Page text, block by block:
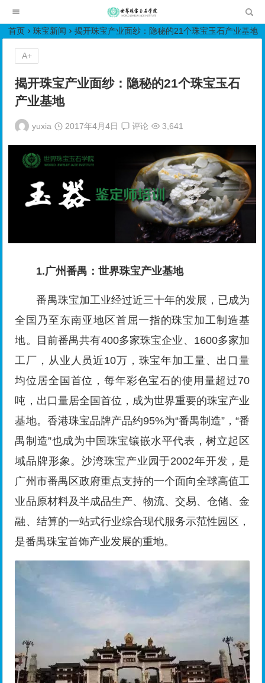
首页 珠宝新闻 揭开珠宝产业面纱：隐秘的21个珠宝玉石产业基地
揭开珠宝产业面纱：隐秘的21个珠宝玉石
产业基地
yuxia 2017年4月4日 评论 3,641
1.广州番禺：世界珠宝产业基地
番禺珠宝加工业经过近三十年的发展，已成为
全国乃至东南亚地区首屈一指的珠宝加工制造基
地。目前番禺共有400多家珠宝企业、1600多家加
工厂，从业人员近10万，珠宝年加工量、出口量
均位居全国首位，每年彩色宝石的使用量超过70
吨，出口量居全国首位，成为世界重要的珠宝产业
基地。香港珠宝品牌产品约95%为“番禺制造”，“番
禺制造”也成为中国珠宝镶嵌水平代表，树立起区
域品牌形象。沙湾珠宝产业园于2002年开发，是
广州市番禺区政府重点支持的一个面向全球高值工
业品原材料及半成品生产、物流、交易、仓储、金
融、结算的一站式行业综合现代服务示范性园区，
是番禺珠宝首饰产业发展的重地。
A+